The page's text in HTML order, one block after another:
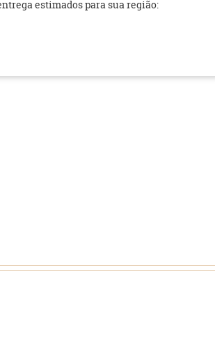
estimados para sua região: